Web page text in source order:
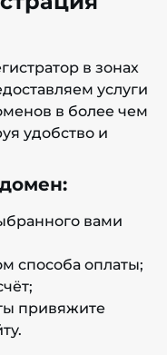
в зонах
услуги
в более чем
удобство и
вами
способа оплаты;
привяжите